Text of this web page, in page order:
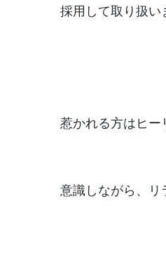
採用して取り扱
惹かれる方はヒ
意識しながら、